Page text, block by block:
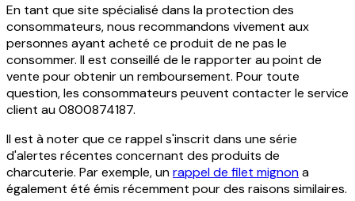
En tant que site spécialisé dans la protection des
consommateurs, nous recommandons vivement aux
personnes ayant acheté ce produit de ne pas le
consommer. Il est conseillé de le rapporter au point de
vente pour obtenir un remboursement. Pour toute
question, les consommateurs peuvent contacter le service
client au 0800874187.
Il est à noter que ce rappel s'inscrit dans une série
d'alertes récentes concernant des produits de
charcuterie. Par exemple, unrappel de filet mignona
également été émis récemment pour des raisons similaires.